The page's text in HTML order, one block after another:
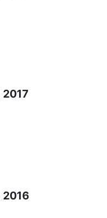
2017
2016